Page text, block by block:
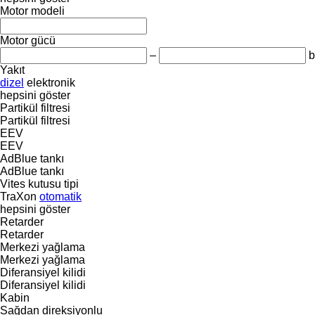
Motor modeli
Motor gücü
–
Yakıt
dizel elektronik
hepsini göster
Partikül filtresi
Partikül filtresi
EEV
EEV
AdBlue tankı
AdBlue tankı
Vites kutusu tipi
TraXon otomatik
hepsini göster
Retarder
Retarder
Merkezi yağlama
Merkezi yağlama
Diferansiyel kilidi
Diferansiyel kilidi
Kabin
Sağdan direksiyonlu